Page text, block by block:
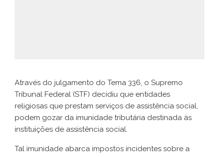
Através do julgamento do Tema 336, o Supremo
Tribunal Federal (STF) decidiu que entidades
religiosas que prestam serviços de assistência social,
podem gozar da imunidade tributária destinada às
instituições de assistência social.
Tal imunidade abarca impostos incidentes sobre a